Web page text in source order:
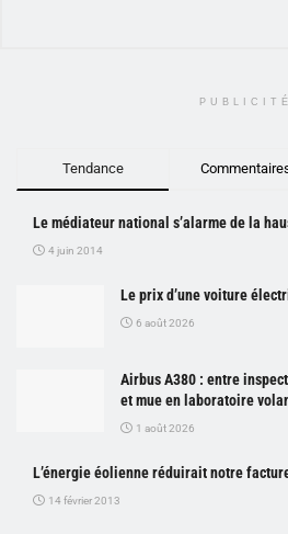
PUBLICITÉ
Tendance
Le médiateur national s’alarme de la
4 juin 2014
Le prix d’une voiture
6 août 2026
Airbus A380 : entre
et mue en laboratoire
1 août 2026
L’énergie éolienne réduirait notre
14 février 2013